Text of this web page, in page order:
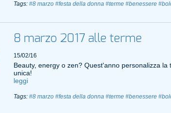
Tags:#8 marzo #festa della donna #terme #benessere
8 marzo 2017 alle terme
15/02/16
Beauty, energy o zen? Quest'anno personalizza
unica!
leggi
Tags:#8 marzo #festa della donna #terme #benessere